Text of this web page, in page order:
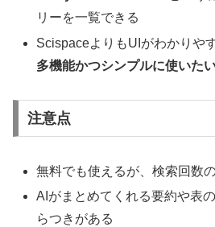
リーを一覧できる
ScispaceよりもUIがわかりや
多機能かつシンプルに使いた
注意点
無料でも使えるが、検索回数
AIがまとめてくれる要約や表
らつきがある